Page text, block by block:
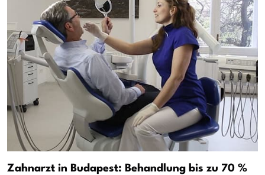
Zahnarzt in Budapest: Behandlung bis zu 70 %